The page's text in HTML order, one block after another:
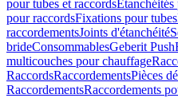
pour tubes et raccordsEtanchéités
pour raccordsFixations pour tubes
raccordementsJoints d'étanchéité
brideConsommablesGeberit
multicouches pour chauffage
RaccordsRaccordementsPièces
RaccordementsRaccordements